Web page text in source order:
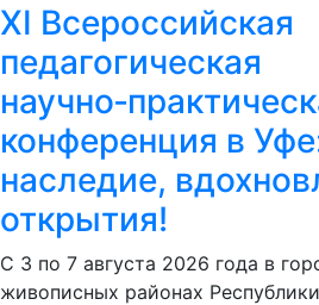
XI Всероссийская
педагогическая
конференция в
наследие,
открытия!
С 3 по 7 августа 2026 года в
живописных районах